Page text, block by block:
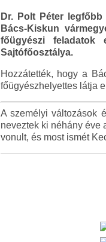
Dr. Polt Péter
Bács-Kiskun
főügyészi feladatok
Sajtófőosztálya.
Hozzátették, hogy a
főügyészhelyettes látja
A személyi változások
neveztek ki néhány éve
vonult, és most ismét